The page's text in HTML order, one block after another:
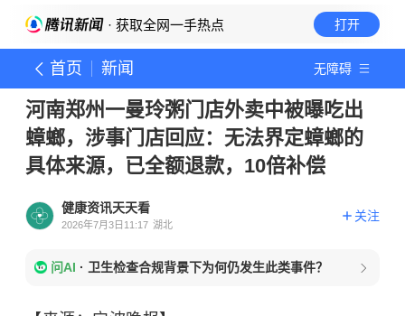
· 获取全网一手热点 打开
首页 新闻 无障碍
河南郑州一曼玲粥门店外卖中被曝吃出
蟑螂，涉事门店回应：无法界定蟑螂的
具体来源，已全额退款，10倍补偿
健康资讯天天看
2026年7月3日11:17 湖北
关注
问AI · 卫生检查合规背景下为何仍发生此类事件？